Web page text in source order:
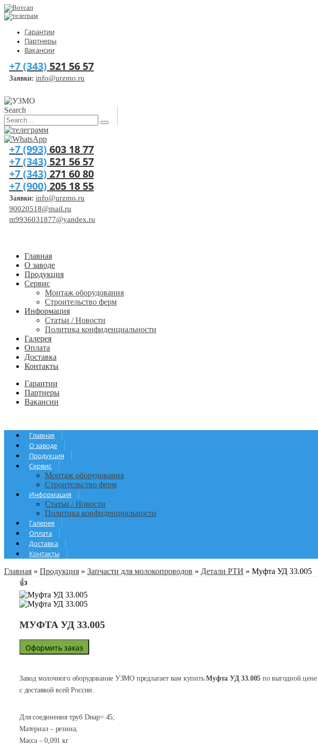
Гарантии
Партнеры
Вакансии
+7 (343) 521 56 57
Заявки: info@urzmo.ru
Search
+7 (993) 603 18 77
+7 (343) 521 56 57
+7 (343) 271 60 80
+7 (900) 205 18 55
Заявки: info@urzmo.ru
90020518@mail.ru
m9936031877@yandex.ru
Главная
О заводе
Продукция
Сервис
Монтаж оборудования
Строительство ферм
Информация
Статьи / Новости
Политика конфиденциальности
Галерея
Оплата
Доставка
Контакты
Гарантии
Партнеры
Вакансии
Главная
О заводе
Продукция
Сервис
Монтаж оборудования
Строительство ферм
Информация
Статьи / Новости
Политика конфиденциальности
Галерея
Оплата
Доставка
Контакты
Главная » Продукция » Запчасти для молокопроводов » Детали РТИ » Муфта УД 33.005
👍
МУФТА УД 33.005
Оформить заказ
Завод молочного оборудование УЗМО предлагает вам купитьМуфта УД 33.005 по выгодной цене
с доставкой всей России.
Для соединения труб Dнар= 45;
Материал – резина;
Масса – 0,091 кг